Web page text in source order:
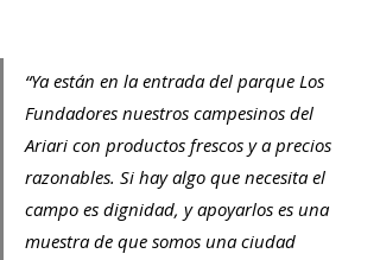
“Ya están en la entrada del parque Los
Fundadores nuestros campesinos del
Ariari con productos frescos y a precios
razonables. Si hay algo que necesita el
campo es dignidad, y apoyarlos es una
muestra de que somos una ciudad